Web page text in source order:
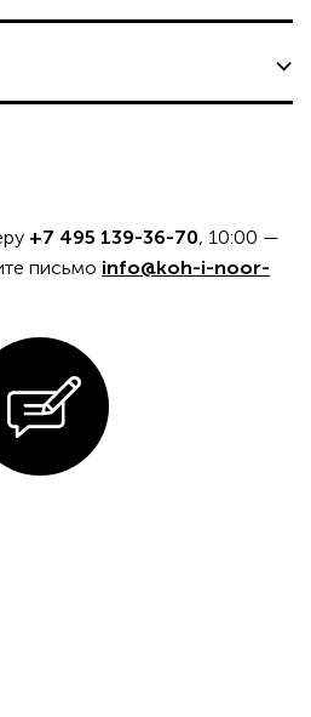
+7 495 139-36-70, 10:00 —
письмо info@koh-i-noor-